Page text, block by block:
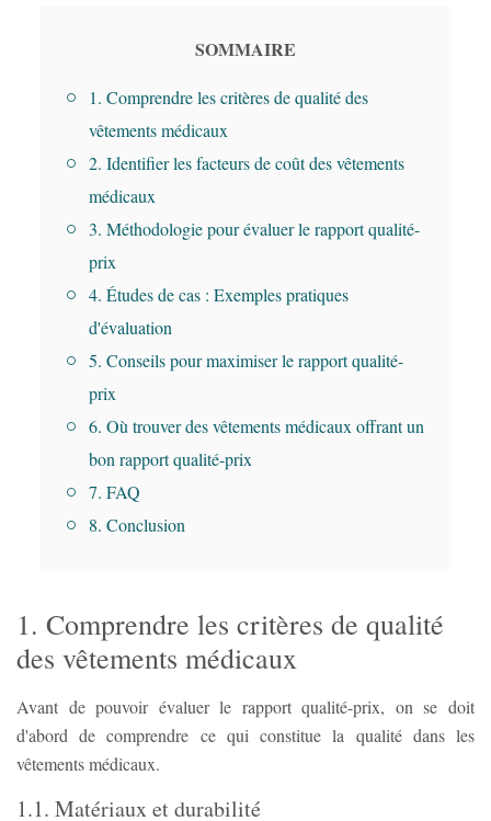
SOMMAIRE
1. Comprendre les critères de qualité des
vêtements médicaux
2. Identifier les facteurs de coût des vêtements
médicaux
3. Méthodologie pour évaluer le rapport qualité-
prix
4. Études de cas : Exemples pratiques
d'évaluation
5. Conseils pour maximiser le rapport qualité-
prix
6. Où trouver des vêtements médicaux offrant un
bon rapport qualité-prix
7. FAQ
8. Conclusion
1. Comprendre les critères de qualité
des vêtements médicaux
Avant de pouvoir évaluer le rapport qualité-prix, on se doit
d'abord de comprendre ce qui constitue la qualité dans les
vêtements médicaux.
1.1. Matériaux et durabilité